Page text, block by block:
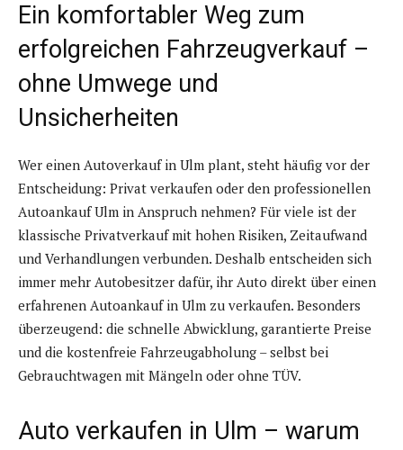
Ein komfortabler Weg zum
erfolgreichen Fahrzeugverkauf –
ohne Umwege und
Unsicherheiten
Wer einen Autoverkauf in Ulm plant, steht häufig vor der
Entscheidung: Privat verkaufen oder den professionellen
Autoankauf Ulm in Anspruch nehmen? Für viele ist der
klassische Privatverkauf mit hohen Risiken, Zeitaufwand
und Verhandlungen verbunden. Deshalb entscheiden sich
immer mehr Autobesitzer dafür, ihr Auto direkt über einen
erfahrenen Autoankauf in Ulm zu verkaufen. Besonders
überzeugend: die schnelle Abwicklung, garantierte Preise
und die kostenfreie Fahrzeugabholung – selbst bei
Gebrauchtwagen mit Mängeln oder ohne TÜV.
Auto verkaufen in Ulm – warum